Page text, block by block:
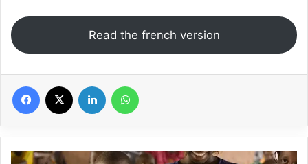
Read the french version
Facebook Linkedin
100